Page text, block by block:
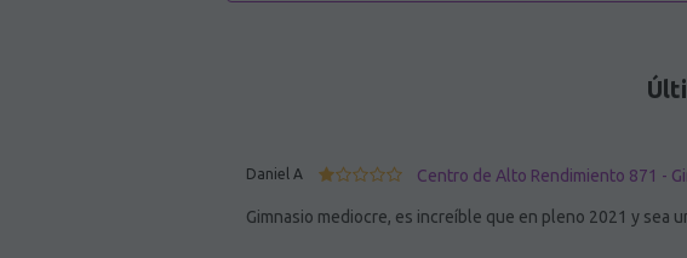
Daniel A Centro de Alto Rendimiento 871 -
Gimnasio mediocre, es increíble que en pleno 2021 y sea